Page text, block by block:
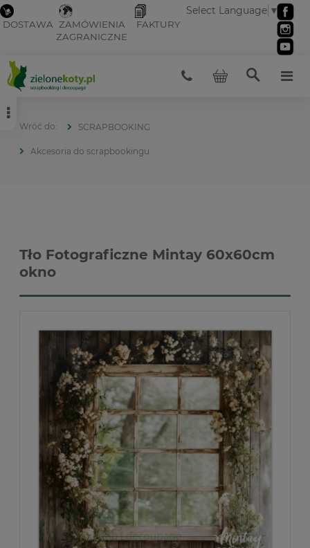
DOSTAWA ZAMÓWIENIA
ZAGRANICZNE
FAKTURY
Select Language ▼
SCRAPBOOKING
Akcesoria do scrapbookingu
Tło Fotograficzne Mintay 60x60cm
okno